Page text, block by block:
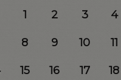
1 2 3 4
8 9 10 11
15 16 17 18